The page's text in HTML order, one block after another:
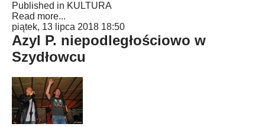
Published in KULTURA
Read more...
piątek, 13 lipca 2018 18:50
Azyl P. niepodległościowo w
Szydłowcu